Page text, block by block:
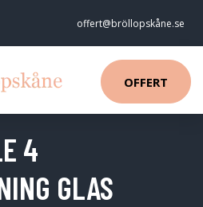
offert@bröllopskåne.se
OFFERT
4
GLAS